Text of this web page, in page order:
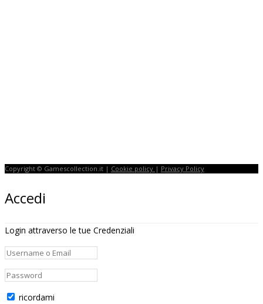
Copyright © Gamescollection.it | Cookie policy | Privacy Policy
Accedi
Login attraverso le tue Credenziali
ricordami